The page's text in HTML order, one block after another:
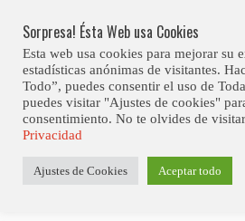
content
Club Contest.
Posts tagged "Inoidel Gónzalez"
Sorpresa! Ésta Web usa Cookies
Esta web usa cookies para mejorar su
estadísticas anónimas de visitantes.
Todo”, puedes consentir el uso de
puedes visitar "Ajustes de cookies"
consentimiento. No te olvides de
Privacidad
Ajustes de Cookies Aceptar todo